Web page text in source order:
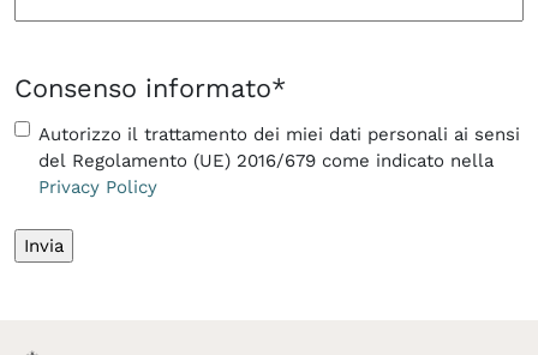
Consenso informato*
Autorizzo il trattamento dei miei dati personali ai sensi
del Regolamento (UE) 2016/679 come indicato nella
Privacy Policy